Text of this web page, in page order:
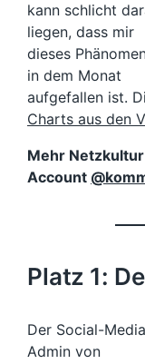
kann schlicht
liegen, dass mir
dieses
in dem Monat
aufgefallen ist.
Charts aus den
Mehr
Account
Platz 1:
Der Social-
Admin von